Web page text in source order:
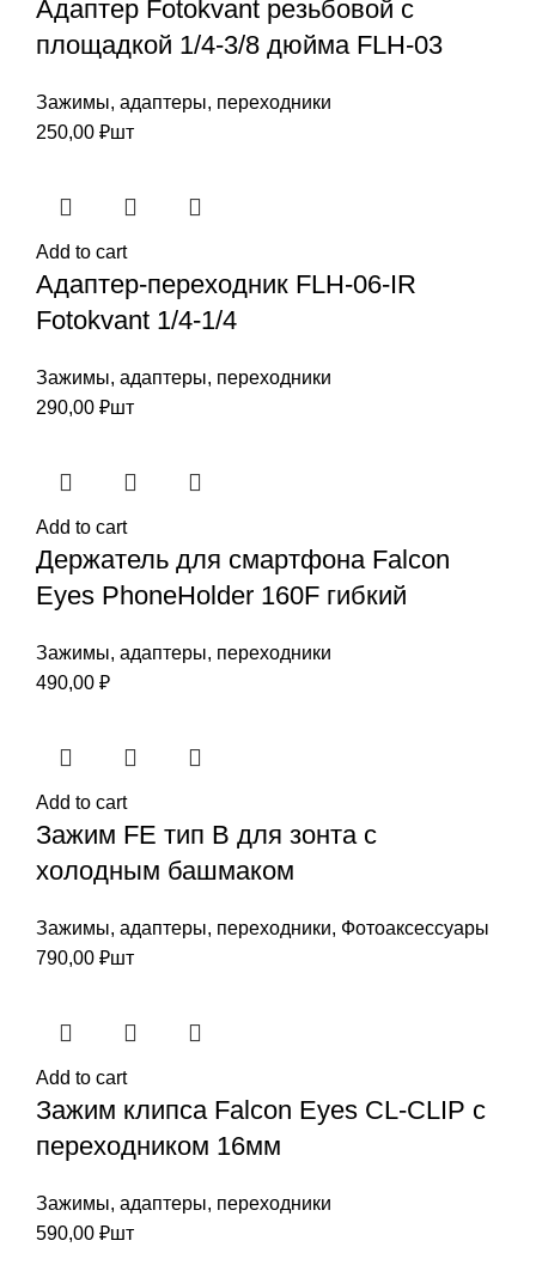
Адаптер Fotokvant резьбовой с
площадкой 1/4-3/8 дюйма FLH-03
Зажимы, адаптеры, переходники
250,00 ₽шт
Add to cart
Адаптер-переходник FLH-06-IR
Fotokvant 1/4-1/4
Зажимы, адаптеры, переходники
290,00 ₽шт
Add to cart
Держатель для смартфона Falcon
Eyes PhoneHolder 160F гибкий
Зажимы, адаптеры, переходники
490,00 ₽
Add to cart
Зажим FE тип B для зонта с
холодным башмаком
Зажимы, адаптеры, переходники, Фотоаксессуары
790,00 ₽шт
Add to cart
Зажим клипса Falcon Eyes CL-CLIP c
переходником 16мм
Зажимы, адаптеры, переходники
590,00 ₽шт